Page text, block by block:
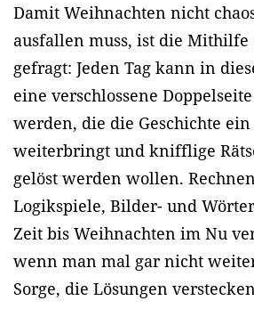
Damit Weihnachten nicht
ausfallen muss, ist die
gefragt: Jeden Tag kann in
eine verschlossene
werden, die die Geschichte ein
weiterbringt und knifflige
gelöst werden wollen.
Logikspiele, Bilder- und
Zeit bis Weihnachten im Nu
wenn man mal gar nicht
Sorge, die Lösungen